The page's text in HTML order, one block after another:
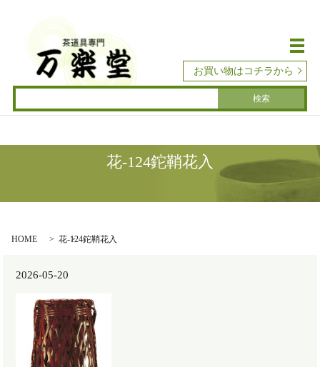
メ
お買い物はコチラから
花-124鉈鞘花入
HOME 花-124鉈鞘花入
2026-05-20